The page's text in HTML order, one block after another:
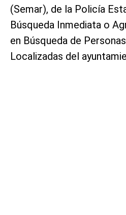
(Semar), de la Policía
Búsqueda Inmediata o
en Búsqueda de
Localizadas del